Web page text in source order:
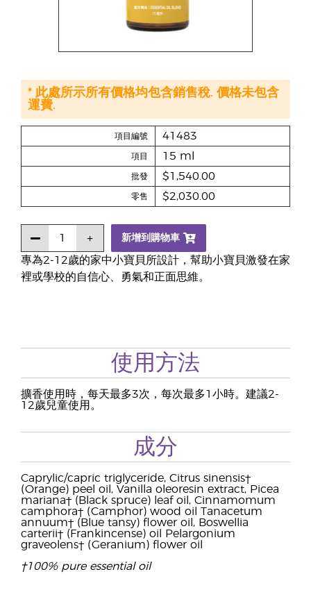
專為2-12歲的家中小寶貝所設計，幫助小寶貝激發在家
裡或學校的自信心、勇氣和正面思維。
項目編號 41483
項目 15 ml
批發 $1,540.00
零售 $2,030.00
新增到購物車
* 此處所示所有價格均包含銷售稅. 價格未包含
運費.
使用方法
擴香使用時，每天最多3次，每次最多1小時。建議2-
12歲兒童使用。
成分
Caprylic/capric triglyceride, Citrus sinensis†
(Orange) peel oil, Vanilla oleoresin extract, Picea
mariana† (Black spruce) leaf oil, Cinnamomum
camphora† (Camphor) wood oil Tanacetum
annuum† (Blue tansy) flower oil, Boswellia
carterii† (Frankincense) oil Pelargonium
graveolens† (Geranium) flower oil
†100% pure essential oil